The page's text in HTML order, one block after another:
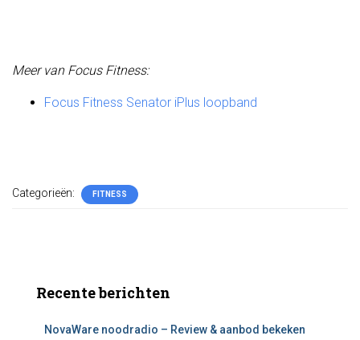
Meer van Focus Fitness:
Focus Fitness Senator iPlus loopband
Categorieën: FITNESS
Recente berichten
NovaWare noodradio – Review & aanbod bekeken